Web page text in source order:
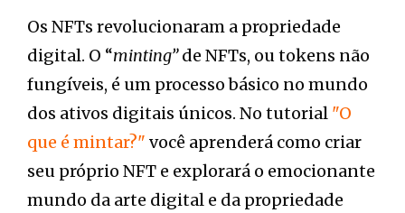
Os NFTs revolucionaram a propriedade
digital. O “minting”de NFTs, ou tokens não
fungíveis, é um processo básico no mundo
dos ativos digitais únicos. No tutorial "O
que é mintar?" você aprenderá como criar
seu próprio NFT e explorará o emocionante
mundo da arte digital e da propriedade